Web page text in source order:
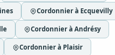
Cordonnier à Ecquevilly
Cordonnier à Andrésy
Cordonnier à Plaisir